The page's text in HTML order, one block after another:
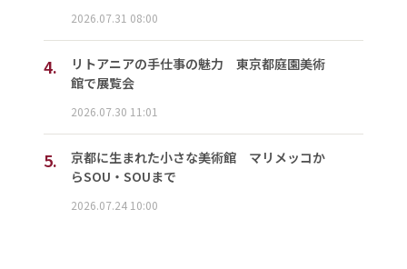
2026.07.31 08:00
4.
リトアニアの手仕事の魅力 東京都庭園美術
館で展覧会
2026.07.30 11:01
5.
京都に生まれた小さな美術館 マリメッコか
らSOU・SOUまで
2026.07.24 10:00